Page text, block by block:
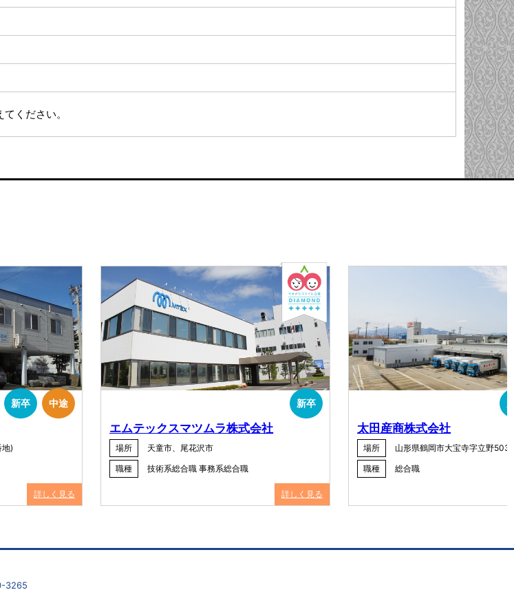
ください。
新卒 中途
)
詳しく見る
新卒
エムテックスマツムラ株式会社
場所
天童市、尾花沢市
職種
技術系総合職 事務系総合職
詳しく見る
太田産商株式会社
場所
山形県鶴岡市大宝寺字立野
職種
総合職
3265